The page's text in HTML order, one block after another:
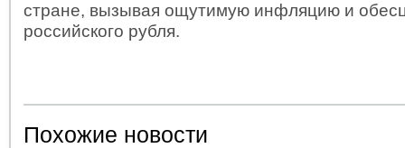
стране, вызывая ощутимую инфляцию и
российского рубля.
Похожие новости